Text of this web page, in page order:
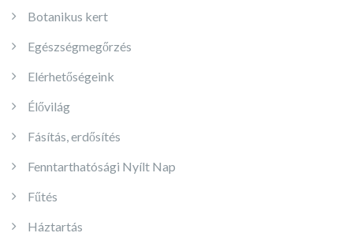
Botanikus kert
Egészségmegőrzés
Elérhetőségeink
Élővilág
Fásítás, erdősítés
Fenntarthatósági Nyílt Nap
Fűtés
Háztartás